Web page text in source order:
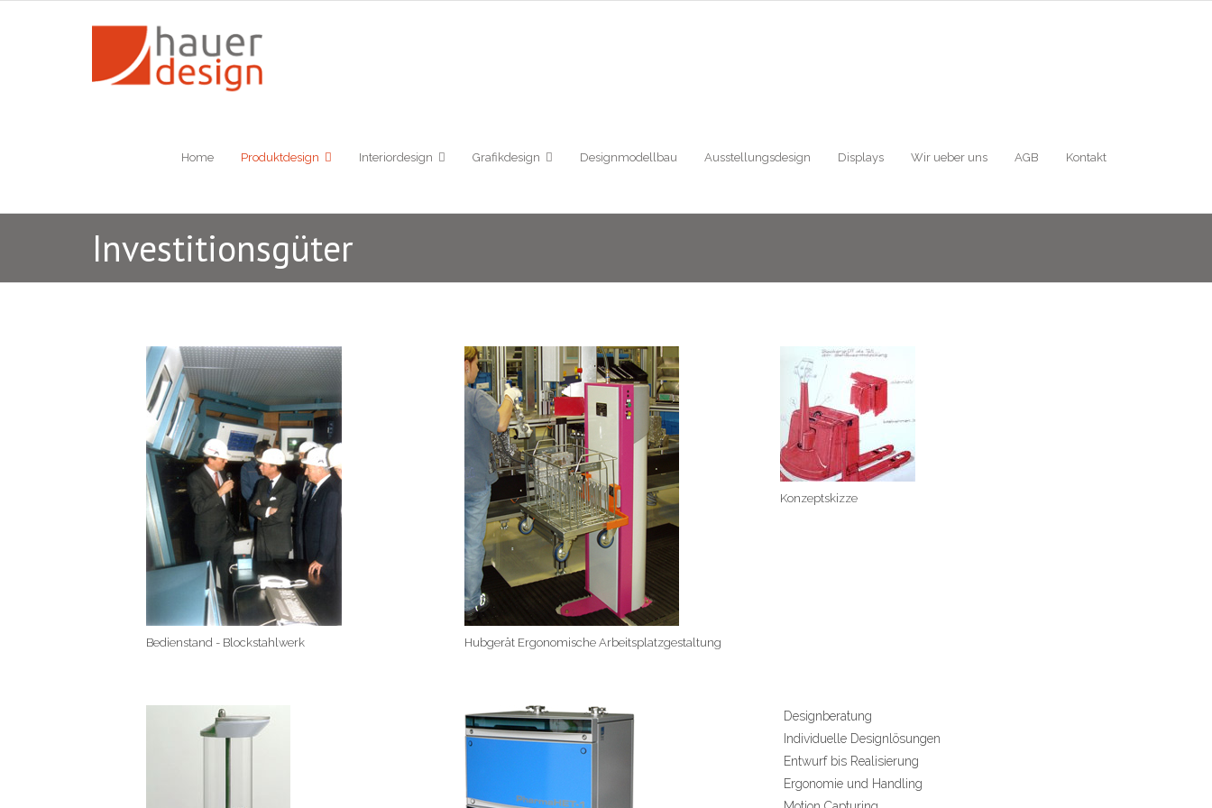
Home Produktdesign Interiordesign Grafikdesign Designmodellbau Ausstellungsdesign Displays Wir ueber uns AGB Kontakt
Investitionsgüter
Bedienstand - Blockstahlwerk Hubgerät Ergonomische Arbeitsplatzgestaltung
Konzeptskizze
Designberatung
Individuelle Designlösungen
Entwurf bis Realisierung
Ergonomie und Handling